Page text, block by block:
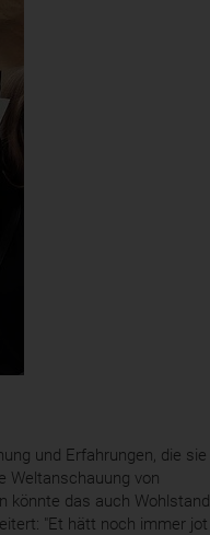
und Erfahrungen, die sie
Weltanschauung von
könnte das auch Wohlstand
"Et hätt noch immer jot